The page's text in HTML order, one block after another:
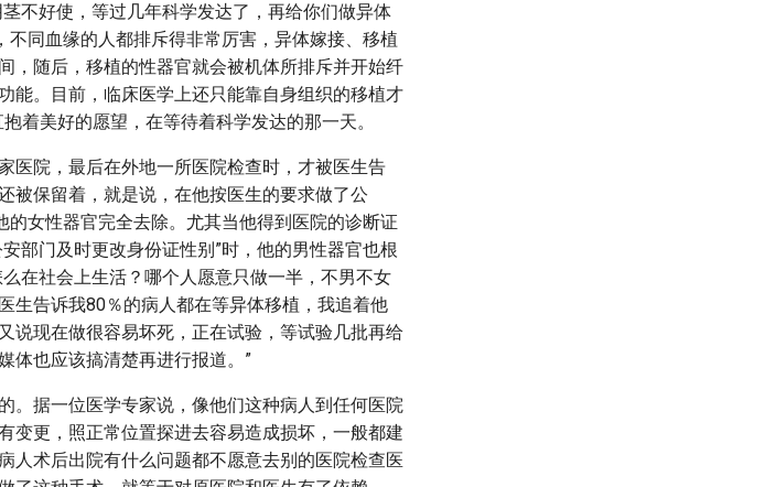
不好使，等过几年科学发达了，再给你们做异体
不同血缘的人都排斥得非常厉害，异体嫁接、移植
，随后，移植的性器官就会被机体所排斥并开始纤
能。目前，临床医学上还只能靠自身组织的移植才
着美好的愿望，在等待着科学发达的那一天。
医院，最后在外地一所医院检查时，才被医生告
被保留着，就是说，在他按医生的要求做了公
的女性器官完全去除。尤其当他得到医院的诊断证
部门及时更改身份证性别”时，他的男性器官也根
在社会上生活？哪个人愿意只做一半，不男不女
生告诉我80％的病人都在等异体移植，我追着他
说现在做很容易坏死，正在试验，等试验几批再给
体也应该搞清楚再进行报道。”
。据一位医学专家说，像他们这种病人到任何医院
变更，照正常位置探进去容易造成损坏，一般都建
人术后出院有什么问题都不愿意去别的医院检查医